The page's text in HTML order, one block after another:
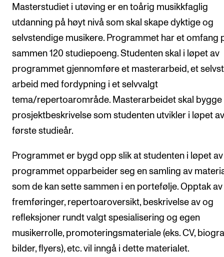
Arrangementer og konserter
Nyheter og historier
Ledige stillinger
INFO
Om Norges musikkhøgskole
Finn ansatte
For ansatte og studenter
Masterstudiet i utøving er en toårig musikkfaglig
utdanning på høyt nivå som skal skape dyktige og
selvstendige musikere. Programmet har et omfang
sammen 120 studiepoeng. Studenten skal i løpet av
programmet gjennomføre et masterarbeid, et
arbeid med fordypning i et selvvalgt
tema/repertoarområde. Masterarbeidet skal bygge
prosjektbeskrivelse som studenten utvikler i løpet av
første studieår.
Programmet er bygd opp slik at studenten i løpet av
programmet opparbeider seg en samling av
som de kan sette sammen i en portefølje. Opptak av
fremføringer, repertoaroversikt, beskrivelse av og
refleksjoner rundt valgt spesialisering og egen
musikerrolle, promoteringsmateriale (eks. CV,
bilder, flyers), etc. vil inngå i dette materialet.